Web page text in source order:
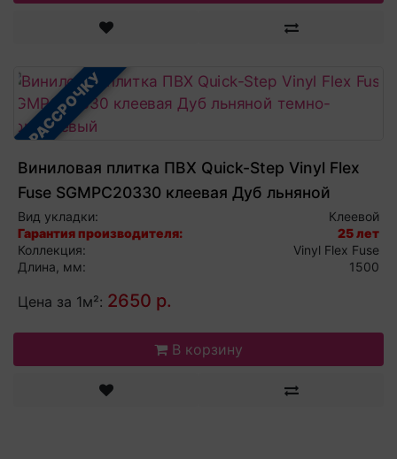
В РАССРОЧКУ
Виниловая плитка ПВХ Quick-Step Vinyl Flex
Fuse SGMPC20330 клеевая Дуб льняной
темно-коричневый
Вид укладки:
Клеевой
Гарантия производителя:
25 лет
Коллекция:
Vinyl Flex Fuse
Длина, мм:
1500
Цена за 1м²: 2650 р.
В корзину